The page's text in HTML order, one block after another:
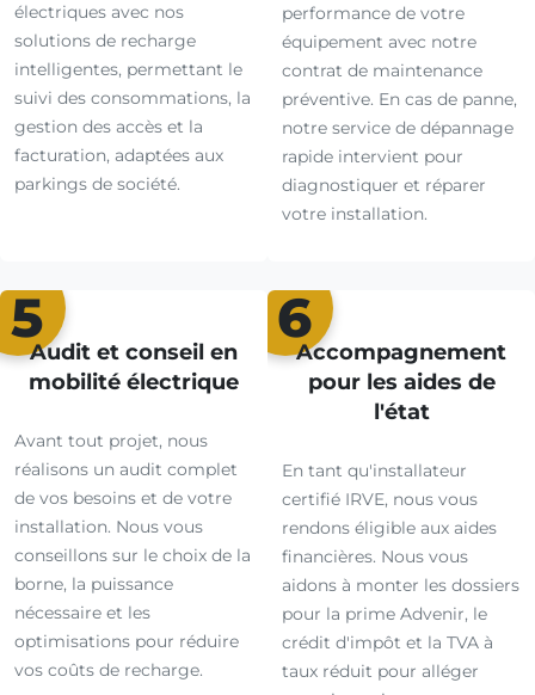
électriques avec nos
solutions de recharge
intelligentes, permettant le
suivi des consommations, la
gestion des accès et la
facturation, adaptées aux
parkings de société.
performance de votre
équipement avec notre
contrat de maintenance
préventive. En cas de panne,
notre service de dépannage
rapide intervient pour
diagnostiquer et réparer
votre installation.
5
Audit et conseil en
mobilité électrique
Avant tout projet, nous
réalisons un audit complet
de vos besoins et de votre
installation. Nous vous
conseillons sur le choix de la
borne, la puissance
nécessaire et les
optimisations pour réduire
vos coûts de recharge.
6
Accompagnement
pour les aides de
l'état
En tant qu'installateur
certifié IRVE, nous vous
rendons éligible aux aides
financières. Nous vous
aidons à monter les dossiers
pour la prime Advenir, le
crédit d'impôt et la TVA à
taux réduit pour alléger